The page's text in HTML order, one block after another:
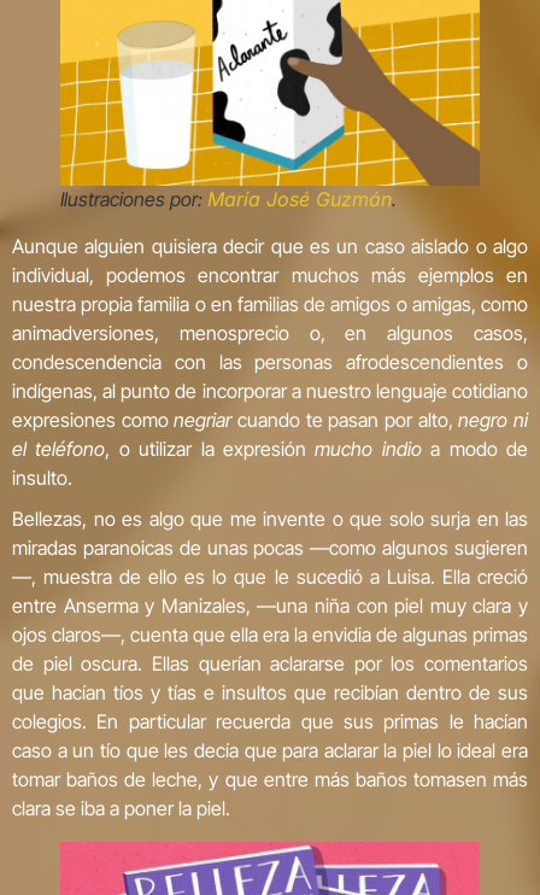
Ilustraciones por: María José Guzmán.
Aunque alguien quisiera decir que es un caso aislado o algo
individual, podemos encontrar muchos más ejemplos en
nuestra propia familia o en familias de amigos o amigas, como
animadversiones, menosprecio o, en algunos casos,
condescendencia con las personas afrodescendientes o
indígenas, al punto de incorporar a nuestro lenguaje cotidiano
expresiones comonegriarcuando te pasan por alto,negro ni
el teléfono, o utilizar la expresiónmucho indioa modo de
insulto.
Bellezas, no es algo que me invente o que solo surja en las
miradas paranoicas de unas pocas —como algunos sugieren
—, muestra de ello es lo que le sucedió a Luisa. Ella creció
entre Anserma y Manizales, —una niña con piel muy clara y
ojos claros—, cuenta que ella era la envidia de algunas primas
de piel oscura. Ellas querían aclararse por los comentarios
que hacían tíos y tías e insultos que recibían dentro de sus
colegios. En particular recuerda que sus primas le hacían
caso a un tío que les decía que para aclarar la piel lo ideal era
tomar baños de leche, y que entre más baños tomasen más
clara se iba a poner la piel.